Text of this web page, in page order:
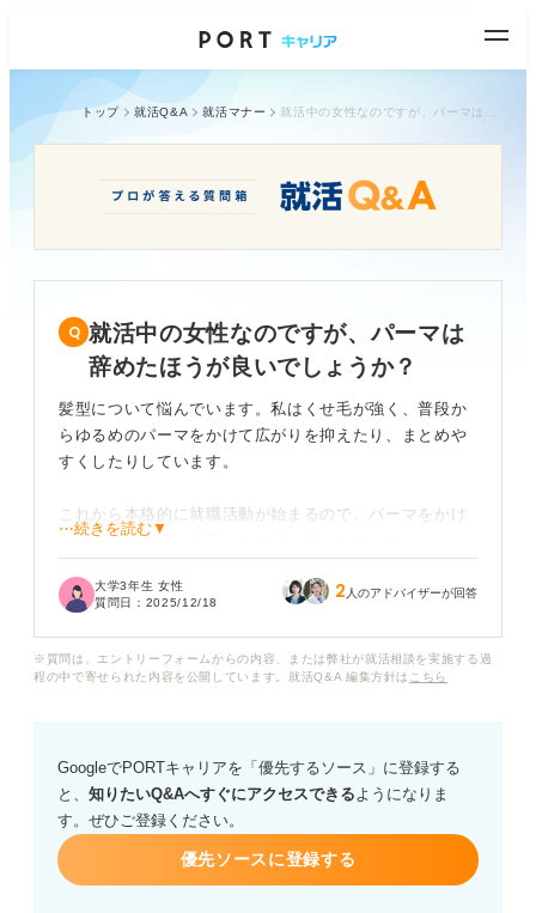
トップ 就活Q&A 就活マナー
就活中の女性なのですが、パーマは
辞めたほうが良いでしょうか？
髪型について悩んでいます。私はくせ毛が強く、普段か
らゆるめのパーマをかけて広がりを抑えたり、まとめや
すくしたりしています。
これから本格的に就職活動が始まるので、パーマをかけ
たまま選考に臨んで良いのか迷っています。ストレート
いです。
る」といった意見も耳にし、企業の採用担当者に悪い印
パーマを活かす場合、どの程度の強さやスタイリングな
ら許容されるのでしょうか？
キャリアコンサルタントの方から、就活における女性の
パーマの印象や、パーマをかけたまま清潔感を保ち、好
⋯続きを読む▼
大学3年生 女性
質問日： 2025/12/18 2 人のアドバイザーが回答
※質問は、エントリーフォームからの内容、または弊社が就活相談を実施する過
程の中で寄せられた内容を公開しています。就活Q&A 編集方針は こちら
GoogleでPORTキャリアを「優先するソース」に登録する
と、 知りたいQ&Aへすぐにアクセスできるようになりま
す。ぜひご登録ください。
優先ソースに登録する